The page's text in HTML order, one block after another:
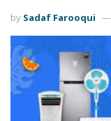
by Sadaf Farooqui